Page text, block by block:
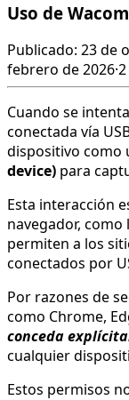
Uso de
Publicado: 23 de
febrero de 2026·
Cuando se
conectada vía
dispositivo como
device) para
Esta interacción
navegador, como
permiten a los
conectados por
Por razones de
como Chrome,
conceda
cualquier
Estos permisos